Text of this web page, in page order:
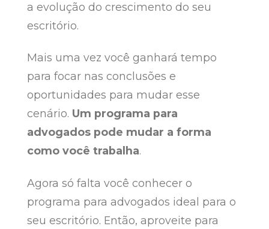
a evolução do crescimento do seu
escritório.
Mais uma vez você ganhará tempo
para focar nas conclusões e
oportunidades para mudar esse
cenário. Um programa para
advogados pode mudar a forma
como você trabalha.
Agora só falta você conhecer o
programa para advogados ideal para o
seu escritório. Então, aproveite para